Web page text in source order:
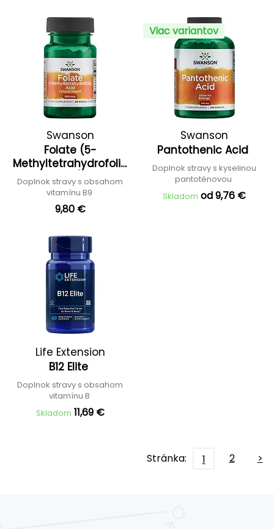
Swanson
Folate (5-
Methyltetrahydrofolic
Acid)
Doplnok stravy s obsahom
vitamínu B9
9,80 €
Viac variantov
Swanson
Pantothenic Acid
Doplnok stravy s kyselinou
pantoténovou
Skladom od 9,76 €
Life Extension
B12 Elite
Doplnok stravy s obsahom
vitamínu B
Skladom 11,69 €
Stránka: 1 2 >